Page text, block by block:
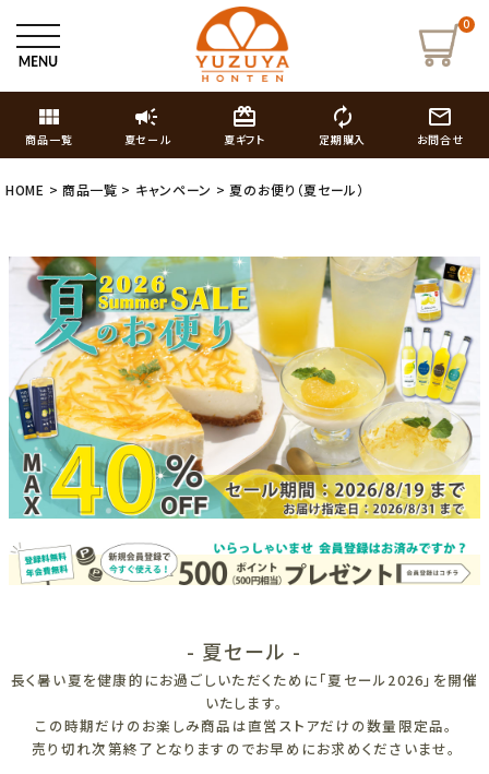
0
view_module
商品一覧
campaign
夏セール
card_giftcard
夏ギフト
autorenew
定期購入
mail_outline
お問合せ
HOME 商品一覧 キャンペーン 夏のお便り（夏セール）
- 夏セール -
長く暑い夏を健康的にお過ごしいただくために「夏セール2026」を開催
いたします。
この時期だけのお楽しみ商品は直営ストアだけの数量限定品。
売り切れ次第終了となりますのでお早めにお求めくださいませ。